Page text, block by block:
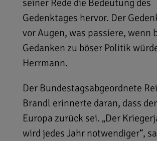
seiner Rede die Bedeutung des
Gedenktages hervor. Der
vor Augen, was passiere, wenn
Gedanken zu böser Politik
Herrmann.
Der Bundestagsabgeordnete
Brandl erinnerte daran, dass
Europa zurück sei. „Der
wird jedes Jahr notwendiger“,